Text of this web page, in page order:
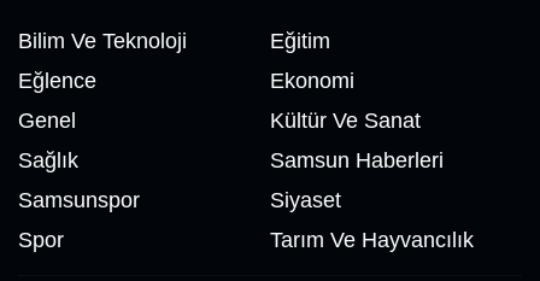
Bilim Ve Teknoloji
Eğitim
Eğlence
Ekonomi
Genel
Kültür Ve Sanat
Sağlık
Samsun Haberleri
Samsunspor
Siyaset
Spor
Tarım Ve Hayvancılık